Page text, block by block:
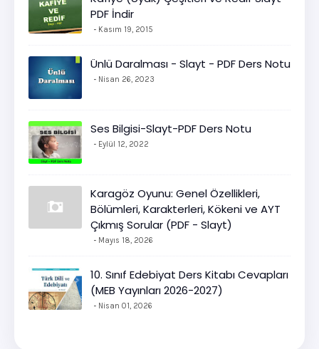
PDF İndir
Kasım 19, 2015
Ünlü Daralması - Slayt - PDF Ders Notu
Nisan 26, 2023
Ses Bilgisi-Slayt-PDF Ders Notu
Eylül 12, 2022
Karagöz Oyunu: Genel Özellikleri,
Bölümleri, Karakterleri, Kökeni ve AYT
Çıkmış Sorular (PDF - Slayt)
Mayıs 18, 2026
10. Sınıf Edebiyat Ders Kitabı Cevapları
(MEB Yayınları 2026-2027)
Nisan 01, 2026